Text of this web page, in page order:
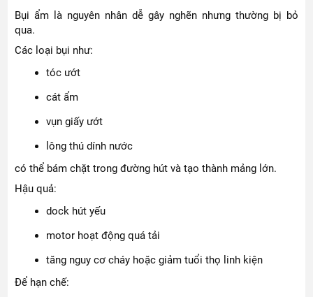
Bụi ẩm là nguyên nhân dễ gây nghẽn nhưng thường bị bỏ
qua.
Các loại bụi như:
tóc ướt
cát ẩm
vụn giấy ướt
lông thú dính nước
có thể bám chặt trong đường hút và tạo thành mảng lớn.
Hậu quả:
dock hút yếu
motor hoạt động quá tải
tăng nguy cơ cháy hoặc giảm tuổi thọ linh kiện
Để hạn chế: